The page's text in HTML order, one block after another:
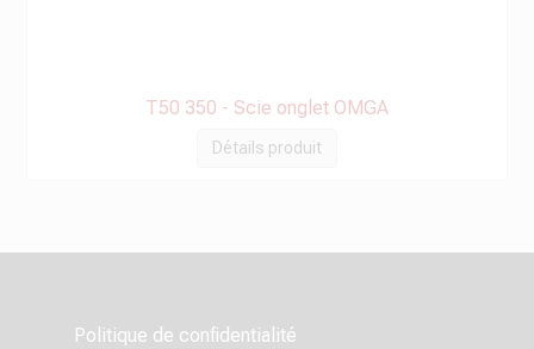
T50 350 - Scie onglet OMGA
Détails produit
Politique de confidentialité